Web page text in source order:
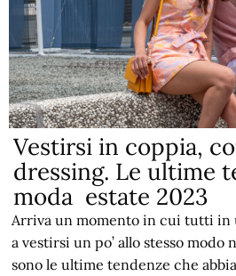
Vestirsi in coppia,
dressing. Le ultime
moda estate 2023
Arriva un momento in cui tutti in
a vestirsi un po’ allo stesso modo
sono le ultime tendenze che